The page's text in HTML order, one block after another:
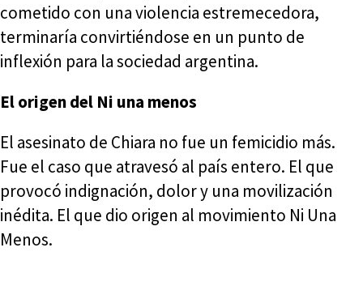
cometido con una violencia estremecedora,
terminaría convirtiéndose en un punto de
inflexión para la sociedad argentina.
El origen del Ni una menos
El asesinato de Chiara no fue un femicidio más.
Fue el caso que atravesó al país entero. El que
provocó indignación, dolor y una movilización
inédita. El que dio origen al movimiento Ni Una
Menos.